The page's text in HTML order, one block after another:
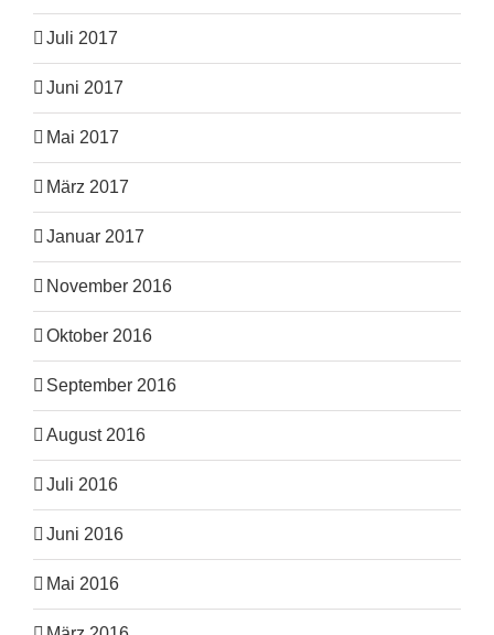
Juli 2017
Juni 2017
Mai 2017
März 2017
Januar 2017
November 2016
Oktober 2016
September 2016
August 2016
Juli 2016
Juni 2016
Mai 2016